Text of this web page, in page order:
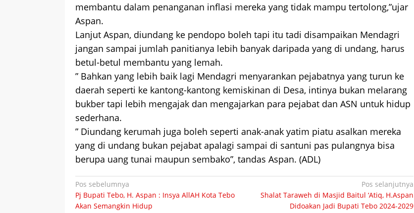
membantu dalam penanganan inflasi mereka yang tidak mampu tertolong,”ujar
Aspan.
Lanjut Aspan, diundang ke pendopo boleh tapi itu tadi disampaikan Mendagri
jangan sampai jumlah panitianya lebih banyak daripada yang di undang, harus
betul-betul membantu yang lemah.
” Bahkan yang lebih baik lagi Mendagri menyarankan pejabatnya yang turun ke
daerah seperti ke kantong-kantong kemiskinan di Desa, intinya bukan melarang
bukber tapi lebih mengajak dan mengajarkan para pejabat dan ASN untuk hidup
sederhana.
” Diundang kerumah juga boleh seperti anak-anak yatim piatu asalkan mereka
yang di undang bukan pejabat apalagi sampai di santuni pas pulangnya bisa
berupa uang tunai maupun sembako”, tandas Aspan. (ADL)
Navigasi
pos
Pos sebelumnya
Pj Bupati Tebo, H. Aspan : Insya AllAH Kota Tebo
Akan Semangkin Hidup
Pos selanjutnya
Shalat Taraweh di Masjid Baitul ‘Atiq, H.Aspan
Didoakan Jadi Bupati Tebo 2024-2029